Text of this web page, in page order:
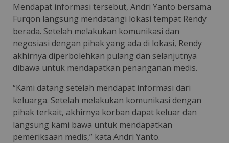
Mendapat informasi tersebut, Andri Yanto bersama
Furqon langsung mendatangi lokasi tempat Rendy
berada. Setelah melakukan komunikasi dan
negosiasi dengan pihak yang ada di lokasi, Rendy
akhirnya diperbolehkan pulang dan selanjutnya
dibawa untuk mendapatkan penanganan medis.
“Kami datang setelah mendapat informasi dari
keluarga. Setelah melakukan komunikasi dengan
pihak terkait, akhirnya korban dapat keluar dan
langsung kami bawa untuk mendapatkan
pemeriksaan medis,” kata Andri Yanto.